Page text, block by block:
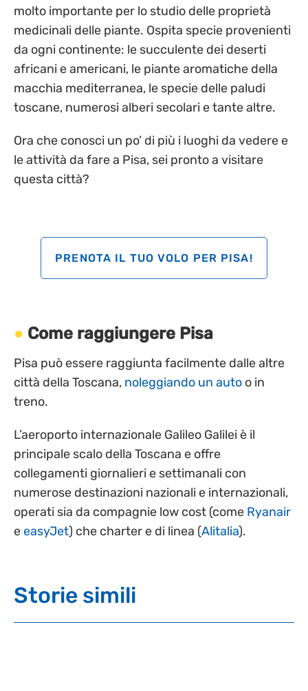
molto importante per lo studio delle proprietà
medicinali delle piante. Ospita specie provenienti
da ogni continente: le succulente dei deserti
africani e americani, le piante aromatiche della
macchia mediterranea, le specie delle paludi
toscane, numerosi alberi secolari e tante altre.
Ora che conosci un po’ di più i luoghi da vedere e
le attività da fare a Pisa, sei pronto a visitare
questa città?
PRENOTA IL TUO VOLO PER PISA!
Come raggiungere Pisa
Pisa può essere raggiunta facilmente dalle altre
città della Toscana, noleggiando un auto o in
treno.
L’aeroporto internazionale Galileo Galilei è il
principale scalo della Toscana e offre
collegamenti giornalieri e settimanali con
numerose destinazioni nazionali e internazionali,
operati sia da compagnie low cost (come Ryanair
eeasyJet) che charter e di linea (Alitalia).
Storie simili